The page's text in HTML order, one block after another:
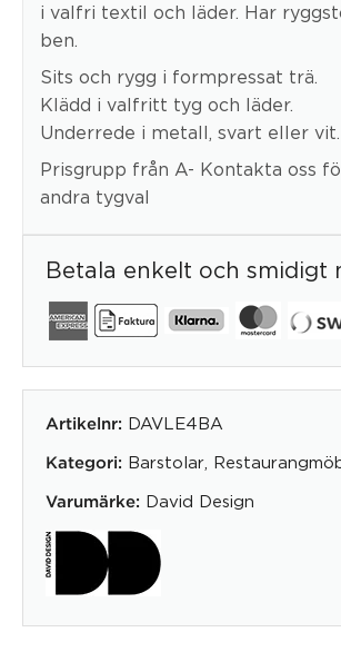
i valfri textil och läder. Har
ben.
Sits och rygg i formpressat trä.
Klädd i valfritt tyg och läder.
Underrede i metall, svart eller vit.
Prisgrupp från A- Kontakta oss
andra tygval
Betala enkelt och smidigt
Artikelnr: DAVLE4BA
Kategori: Barstolar
Varumärke: David Design